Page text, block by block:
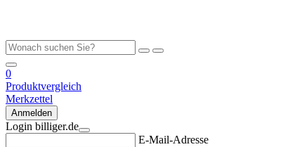
0
Produktvergleich
Merkzettel
Anmelden
Login billiger.de
E-Mail-Adresse